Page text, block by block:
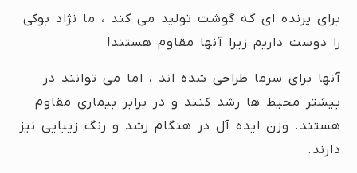
برای پرنده ای که گوشت تولید می کند ، ما نژاد بوکی
را دوست داریم زیرا آنها مقاوم هستند!
آنها برای سرما طراحی شده اند ، اما می توانند در
بیشتر محیط ها رشد کنند و در برابر بیماری مقاوم
هستند. وزن ایده آل در هنگام رشد و رنگ زیبایی نیز
دارند.